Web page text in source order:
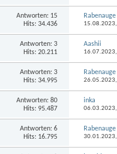
Antworten: 15
Hits: 34.436
Rabenauge
15.08.2023,
Antworten: 3
Hits: 20.211
Aashii
16.07.2023,
Antworten: 3
Hits: 34.995
Rabenauge
26.05.2023,
Antworten: 80
Hits: 95.487
inka
06.03.2023,
Antworten: 6
Hits: 16.795
Rabenauge
30.01.2023,